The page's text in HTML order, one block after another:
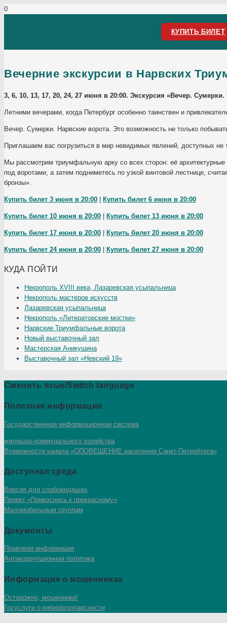
КУПИТЬ БИЛЕТ
Вечерние экскурсии в Нарвских
3, 6, 10, 13, 17, 20, 24, 27 июня в 20:00. Экскурсия «Вечер. Сумерки.
Летними вечерами, когда Петербург особенно таинствен и
Вечер. Сумерки. Нарвские ворота. Это возможность не только
Приглашаем вас погрузиться в мир невидимых явлений, доступных
Мы рассмотрим триумфальную арку со всех сторон: её
под воротами, а затем подниметесь по узкой винтовой лестнице,
бронзы».
Купить билет 3 июня в 20:00 | Купить билет 6 июня в 20:00
Купить билет 10 июня в 20:00 | Купить билет 13 июня в 20:00
Купить билет 17 июня в 20:00 | Купить билет 20 июня в 20:00
Купить билет 24 июня в 20:00 | Купить билет 27 июня в 20:00
КУДА ПОЙТИ
Некрополь XVIII века, Лазаревская усыпальница
Некрополь мастеров искусств
Лазаревская усыпальница
Некрополь «Литераторские мостки»
Нарвские Триумфальные ворота
Новый выставочный зал
Мастерская Аникушина
Выставочный зал «Невский 19»
Сменить язык/Switch language
Полезная информация
Государственная информационная система
жилищно-коммунального хозяйства
Возможности канала «ОПОВЕЩЕНИЕ населения Санкт-Петербурга»
Доступная среда
Версия для слабовидящих
Проект «Прикоснись к прекрасному»
Маломобильным группам
Документы
Правовая информация
Антикоррупционная политика
Информация о мошенниках
Осторожно, мошенники!
Госуслуги о кибербезопавсности